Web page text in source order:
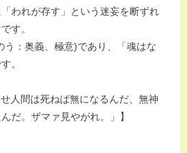
われが存す」という迷妄を断ずれ
す。
う：奥義、極意)であり、「魂はな
。
人間は死ねば無になるんだ、無神
だ。ザマァ見やがれ。」】